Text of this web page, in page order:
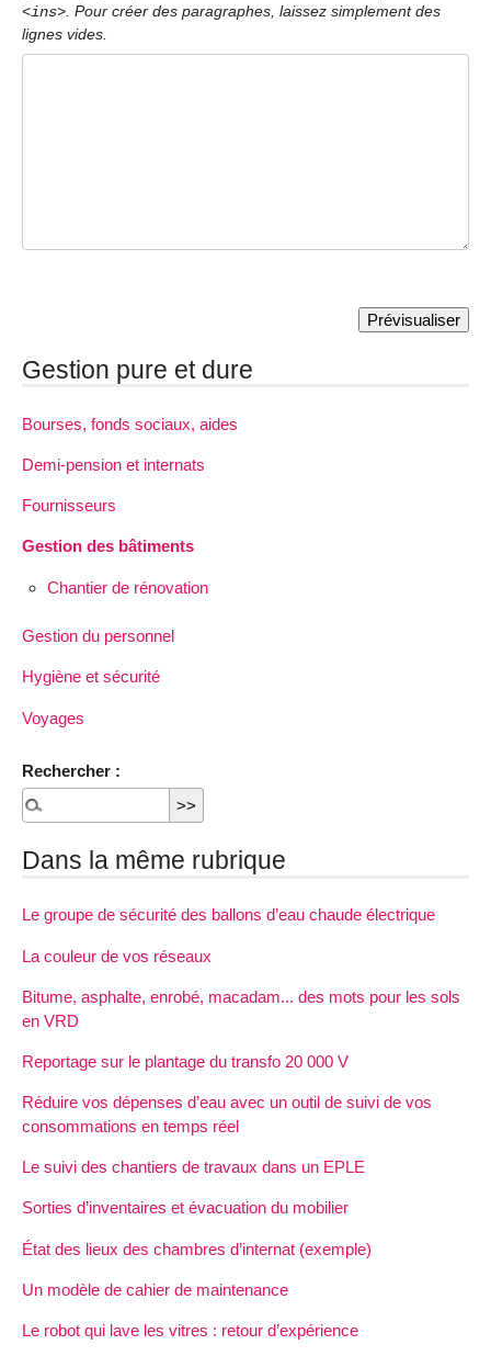
<ins> . Pour créer des paragraphes, laissez simplement des
lignes vides.
Gestion pure et dure
Bourses, fonds sociaux, aides
Demi-pension et internats
Fournisseurs
Gestion des bâtiments
Chantier de rénovation
Gestion du personnel
Hygiène et sécurité
Voyages
Rechercher :
Dans la même rubrique
Le groupe de sécurité des ballons d’eau chaude électrique
La couleur de vos réseaux
Bitume, asphalte, enrobé, macadam... des mots pour les sols
en VRD
Reportage sur le plantage du transfo 20 000 V
Réduire vos dépenses d’eau avec un outil de suivi de vos
consommations en temps réel
Le suivi des chantiers de travaux dans un EPLE
Sorties d’inventaires et évacuation du mobilier
État des lieux des chambres d’internat (exemple)
Un modèle de cahier de maintenance
Le robot qui lave les vitres : retour d’expérience